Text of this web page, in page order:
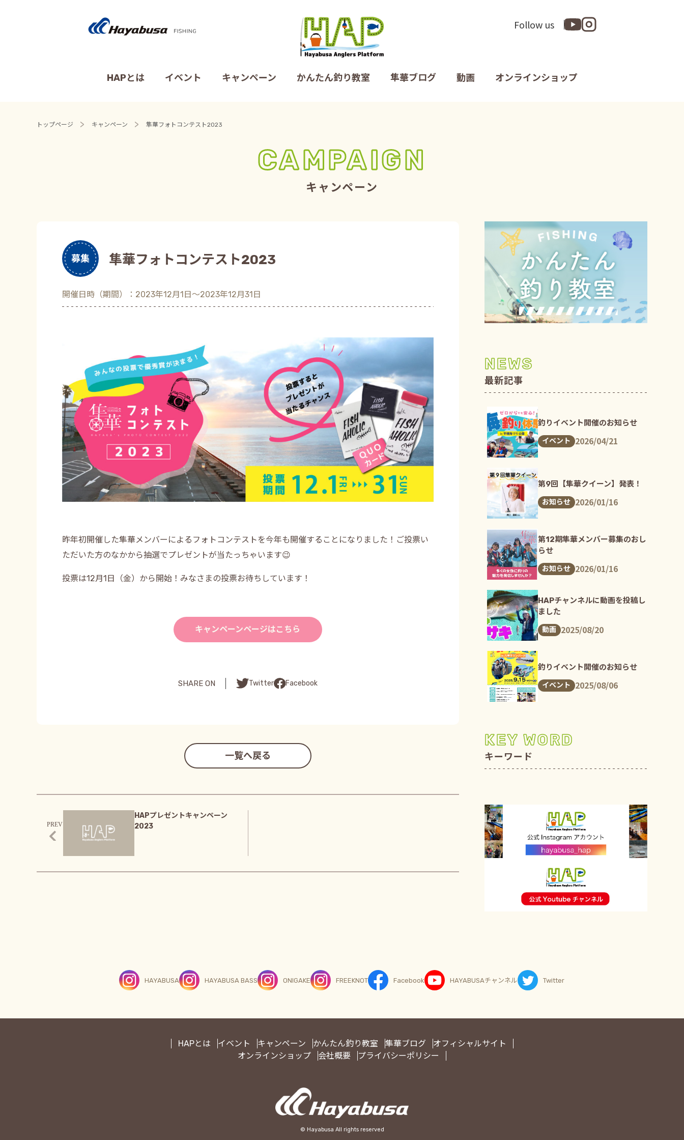
Follow us
HAPとは イベント キャンペーン かんたん釣り教室 隼華ブログ 動画 オンラインショップ
トップページ キャンペーン 隼華フォトコンテスト2023
CAMPAIGN
キャンペーン
募集 隼華フォトコンテスト2023
開催日時（期間）：2023年12月1日〜2023年12月31日
昨年初開催した隼華メンバーによるフォトコンテストを今年も開催することになりました！ご投票い
ただいた方のなかから抽選でプレゼントが当たっちゃいます😉
投票は12月1日（金）から開始！みなさまの投票お待ちしています！
キャンペーンページはこちら
SHARE ON Twitter Facebook
一覧へ戻る
HAPプレゼントキャンペーン
2023
NEWS
最新記事
釣りイベント開催のお知らせ
イベント 2026/04/21
第9回【隼華クイーン】発表！
お知らせ 2026/01/16
第12期隼華メンバー募集のおし
らせ
お知らせ 2026/01/16
HAPチャンネルに動画を投稿し
ました
動画 2025/08/20
釣りイベント開催のお知らせ
イベント 2025/08/06
KEY WORD
キーワード
HAYABUSA HAYABUSA BASS ONIGAKE FREEKNOT Facebook HAYABUSAチャンネル Twitter
HAPとは イベント キャンペーン かんたん釣り教室 隼華ブログ
オフィシャルサイト
オンラインショップ
会社概要 プライバシーポリシー
© Hayabusa All rights reserved